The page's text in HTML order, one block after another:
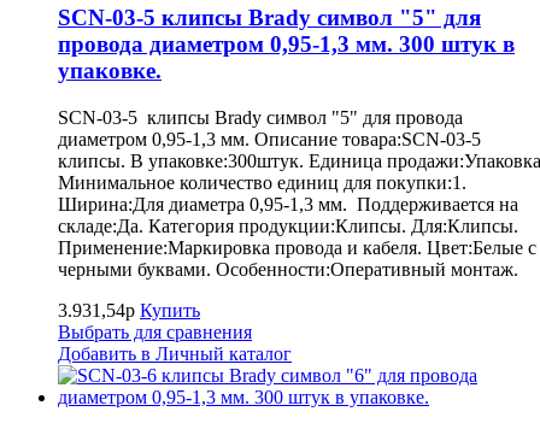
SCN-03-5 клипсы Brady символ "5" для
провода диаметром 0,95-1,3 мм. 300 штук в
упаковке.
SCN-03-5 клипсы Brady символ "5" для провода
диаметром 0,95-1,3 мм. Описание товара:SCN-03-5
клипсы. В упаковке:300штук. Единица
Минимальное количество единиц для покупки:1.
Ширина:Для диаметра 0,95-1,3 мм. Поддерживается на
складе:Да. Категория продукции:Клипсы. Для:Клипсы.
Применение:Маркировка провода и кабеля. Цвет:Белые с
черными буквами. Особенности:Оперативный монтаж.
3.931,54р Купить
Выбрать для сравнения
Добавить в Личный каталог